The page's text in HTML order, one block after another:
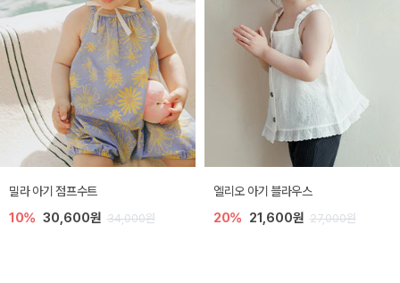
밀라 아기 점프수트
10% 30,600원 34,000원
엘리오 아기 블라우스
20% 21,600원 27,000원